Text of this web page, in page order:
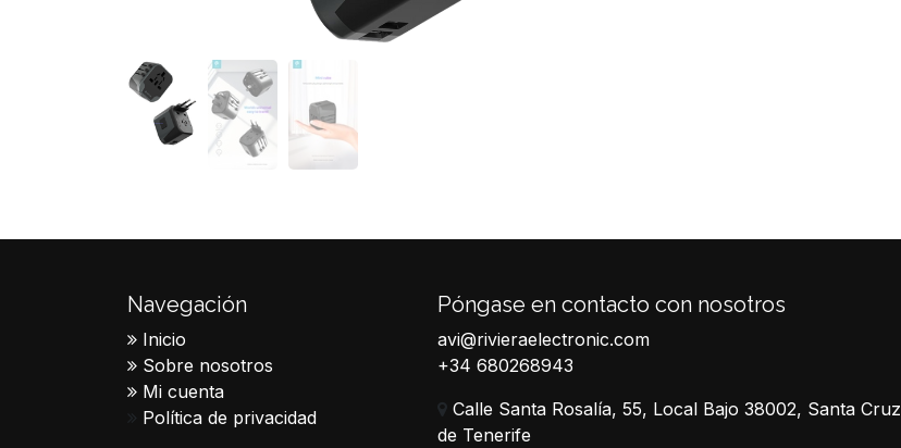
Navegación
Inicio
Sobre nosotros
Mi cuenta
Política de privacidad
Póngase en contacto con nosotros
avi@rivieraelectronic.com
+34 680268943
Calle Santa Rosalía, 55, Local Bajo 38002, Santa Cruz
de Tenerife